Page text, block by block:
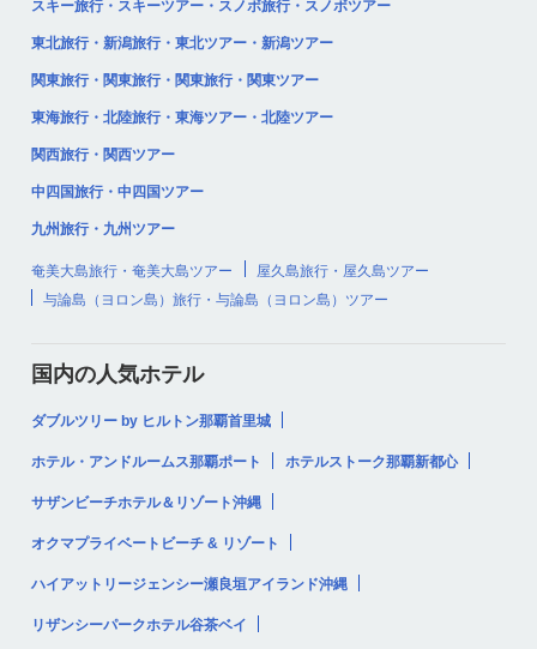
スキー旅行・スキーツアー・スノボ旅行・スノボツアー
東北旅行・新潟旅行・東北ツアー・新潟ツアー
関東旅行・関東旅行・関東旅行・関東ツアー
東海旅行・北陸旅行・東海ツアー・北陸ツアー
関西旅行・関西ツアー
中四国旅行・中四国ツアー
九州旅行・九州ツアー
奄美大島旅行・奄美大島ツアー
屋久島旅行・屋久島ツアー
与論島（ヨロン島）旅行・与論島（ヨロン島）ツアー
国内の人気ホテル
ダブルツリー by ヒルトン那覇首里城
ホテル・アンドルームス那覇ポート ホテルストーク那覇新都心
サザンビーチホテル＆リゾート沖縄
オクマプライベートビーチ & リゾート
ハイアットリージェンシー瀬良垣アイランド沖縄
リザンシーパークホテル谷茶ベイ